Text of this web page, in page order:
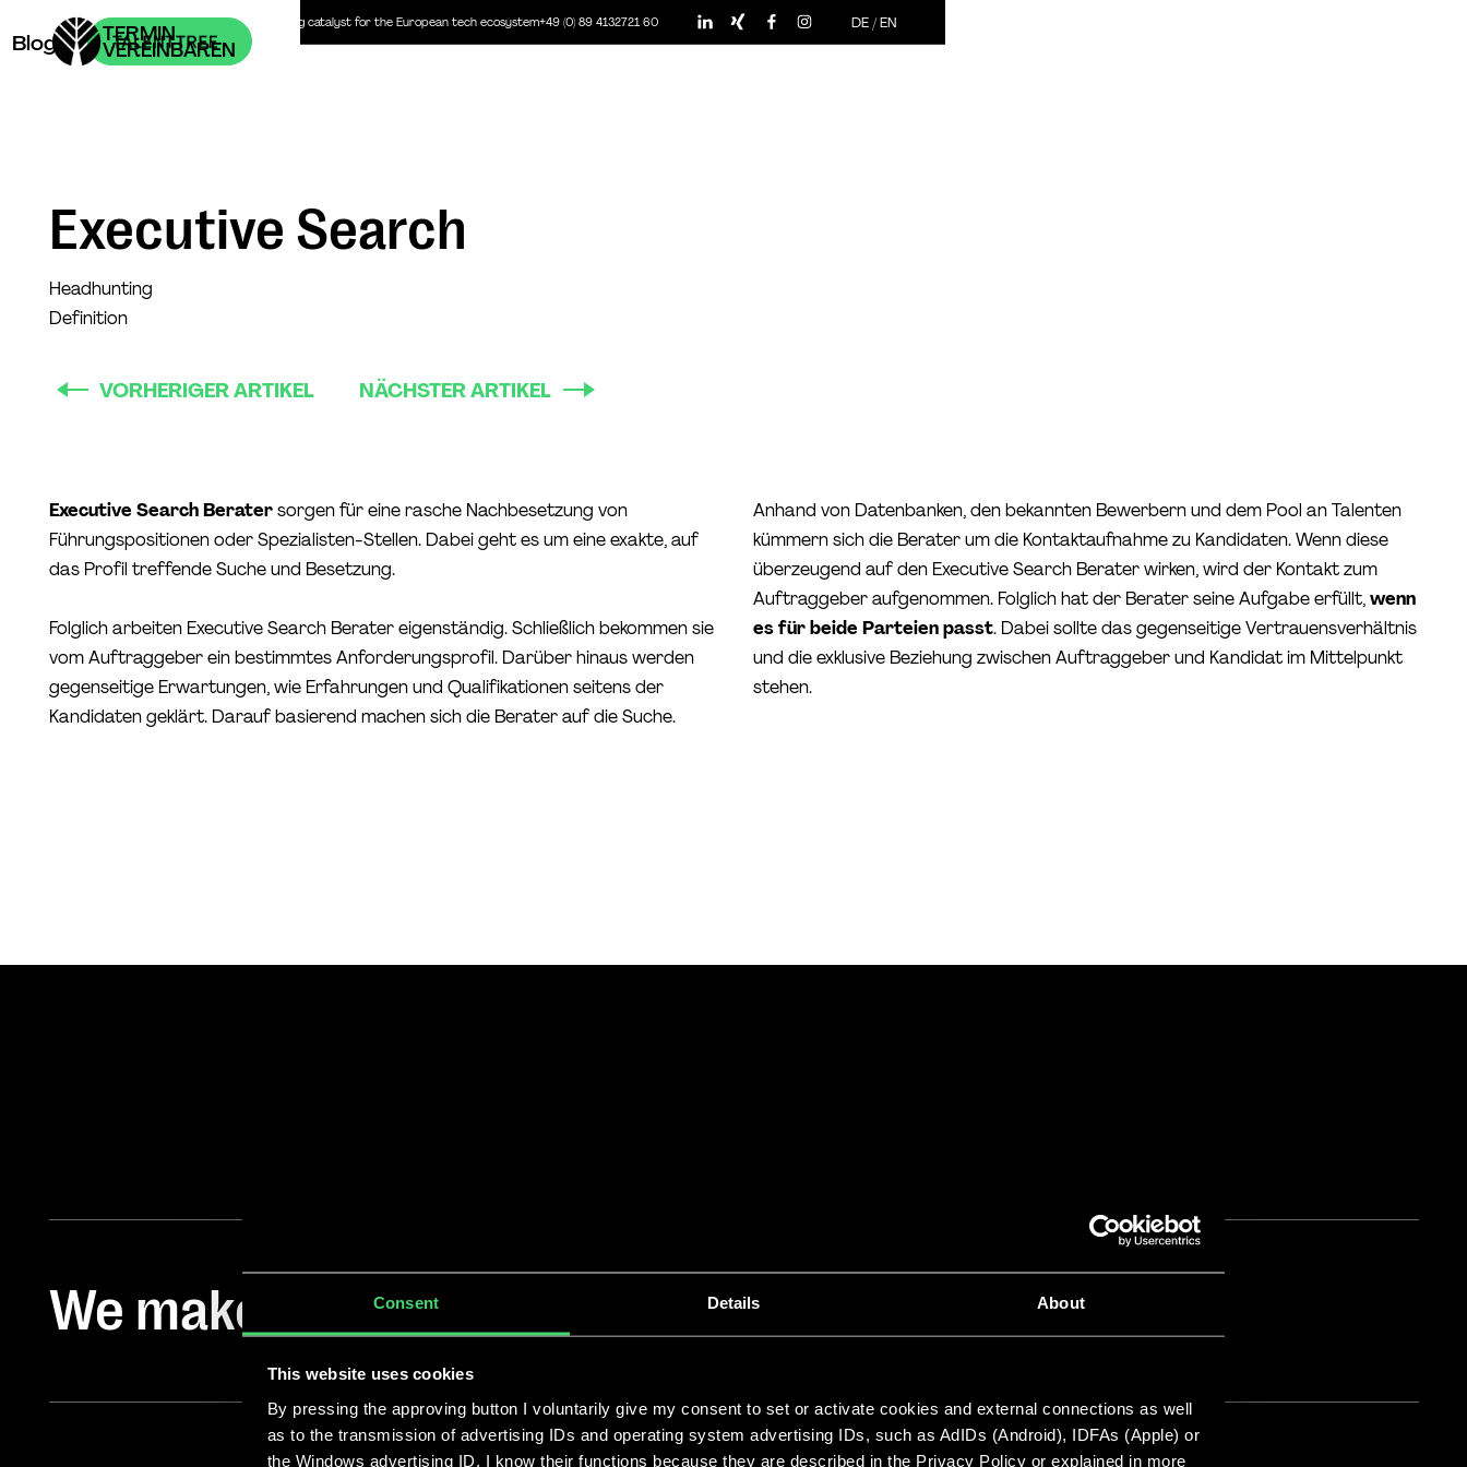
Consent Details About
This website uses cookies
By pressing the approving button I voluntarily give my consent to set or activate cookies and external connections as well
as to the transmission of advertising IDs and operating system advertising IDs, such as AdIDs (Android), IDFAs (Apple) or
the Windows advertising ID. I know their functions because they are described in the Privacy Policy or explained in more
Headhunter | Personalberatung | The recruiting catalyst for the European tech ecosystem+49 (0) 89 4132721 60 DE /EN
Blog TERMIN
VEREINBAREN
Executive Search
Headhunting
Definition
VORHERIGER ARTIKEL NÄCHSTER ARTIKEL
Executive Search Beratersorgen für eine rasche Nachbesetzung von
Führungspositionen oder Spezialisten-Stellen. Dabei geht es um eine exakte, auf
das Profil treffende Suche und Besetzung.
Folglich arbeiten Executive Search Berater eigenständig. Schließlich bekommen sie
vom Auftraggeber ein bestimmtes Anforderungsprofil. Darüber hinaus werden
gegenseitige Erwartungen, wie Erfahrungen und Qualifikationen seitens der
Kandidaten geklärt. Darauf basierend machen sich die Berater auf die Suche.
Anhand von Datenbanken, den bekannten Bewerbern und dem Pool an Talenten
kümmern sich die Berater um die Kontaktaufnahme zu Kandidaten. Wenn diese
überzeugend auf den Executive Search Berater wirken, wird der Kontakt zum
Auftraggeber aufgenommen. Folglich hat der Berater seine Aufgabe erfüllt,wenn
es für beide Parteien passt. Dabei sollte das gegenseitige Vertrauensverhältnis
und die exklusive Beziehung zwischen Auftraggeber und Kandidat im Mittelpunkt
stehen.
We make you grow